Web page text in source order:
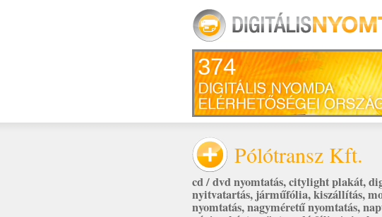
374
Pólótransz Kft.
cd / dvd nyomtatás,citylight plakát,
nyitvatartás, járműfólia,kiszállítás,
nyomtatás,nagyméretű nyomtatás,